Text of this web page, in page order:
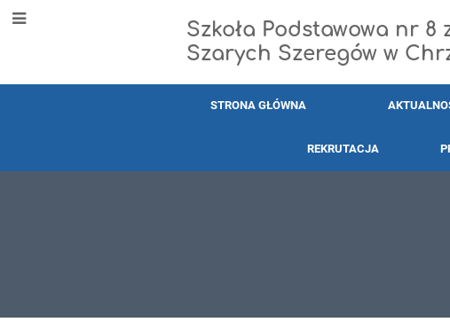
Szkoła Podstawowa nr
Szarych Szeregów w
STRONA GŁÓWNA
REKRUTACJA